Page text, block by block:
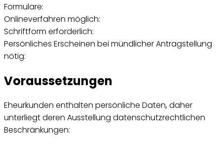
Formulare:
Onlineverfahren möglich:
Schriftform erforderlich:
Persönliches Erscheinen bei mündlicher Antragstellung
nötig:
Voraussetzungen
Eheurkunden enthalten persönliche Daten, daher
unterliegt deren Ausstellung datenschutzrechtlichen
Beschränkungen: